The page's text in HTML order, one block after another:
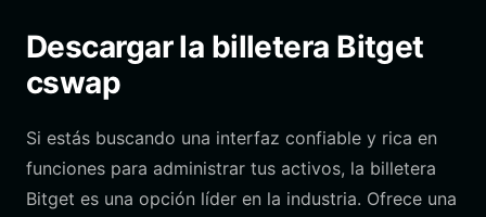
Descargar la billetera Bitget
cswap
Si estás buscando una interfaz confiable y rica en
funciones para administrar tus activos, la billetera
Bitget es una opción líder en la industria. Ofrece una